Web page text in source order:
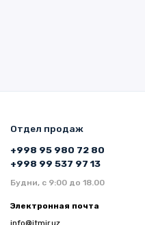
Отдел продаж
+998 95 980 72 80
+998 99 537 97 13
Будни, с 9:00 до 18.00
Электронная почта
info@itmir.uz